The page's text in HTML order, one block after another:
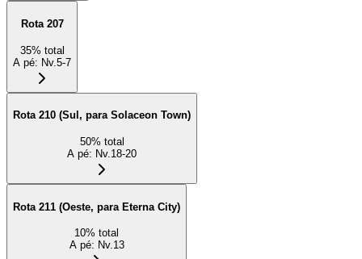
Rota 207
35% total
A pé: Nv.5-7
Rota 210 (Sul, para Solaceon Town)
50% total
A pé: Nv.18-20
Rota 211 (Oeste, para Eterna City)
10% total
A pé: Nv.13